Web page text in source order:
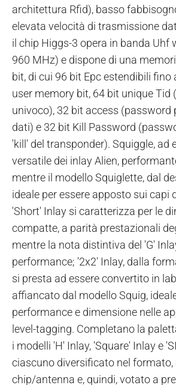
architettura Rfid), basso
elevata velocità di trasmissione
il chip Higgs-3 opera in banda Uhf
960 MHz) e dispone di una
bit, di cui 96 bit Epc estendibili fino
user memory bit, 64 bit unique Tid
univoco), 32 bit access (password
dati) e 32 bit Kill Password
'kill' del transponder). Squiggle, ad
versatile dei inlay Alien,
mentre il modello Squiglette, dal
ideale per essere apposto sui capi
'Short' Inlay si caratterizza per le
compatte, a parità prestazionali
mentre la nota distintiva del 'G'
performance; '2x2' Inlay, dalla
si presta ad essere convertito in
affiancato dal modello Squig,
performance e dimensione nelle
level-tagging. Completano la
i modelli 'H' Inlay, 'Square' Inlay e
ciascuno diversificato nel
chip/antenna e, quindi, votato a